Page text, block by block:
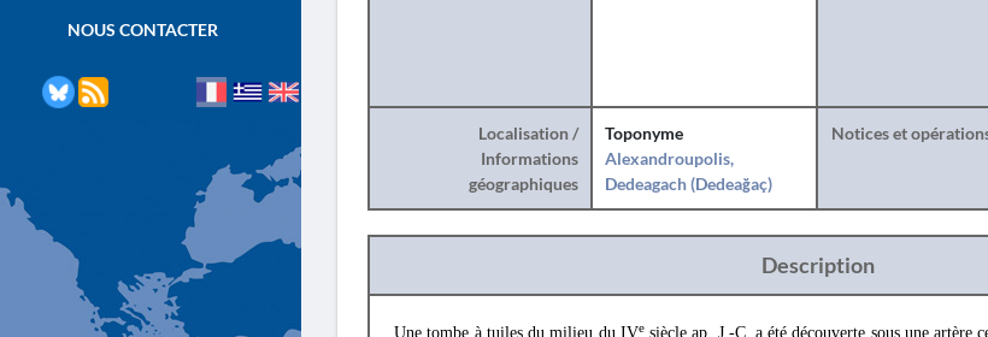
NOUS CONTACTER
Localisation /
Informations
géographiques
Toponyme
Alexandroupolis,
Dedeagach (Dedeağaç)
Notices et
Description
Une tombe à tuiles du milieu du IVesiècle ap. J.-C. a été découverte sous une artère